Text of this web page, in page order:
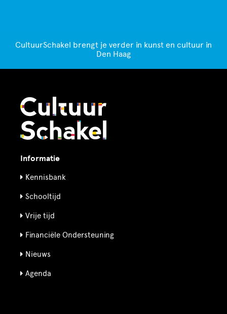
CultuurSchakel brengt je verder in kunst en cultuur in
Den Haag
Informatie
Kennisbank
Schooltijd
Vrije tijd
Financiële Ondersteuning
Nieuws
Agenda